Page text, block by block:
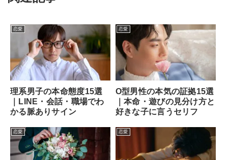
恋愛
理系男子の本命態度15選
｜LINE・会話・職場でわ
かる脈ありサイン
恋愛
O型男性の本気の証拠15選
｜本命・遊びの見分け方と
好きな子に言うセリフ
恋愛 恋愛